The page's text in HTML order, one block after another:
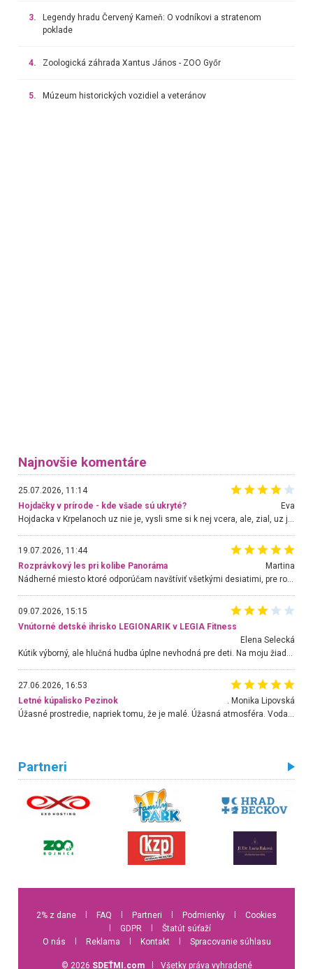
3.
Legendy hradu Červený Kameň: O vodníkovi a stratenom
poklade
4. Zoologická záhrada Xantus János - ZOO Győr
5. Múzeum historických vozidiel a veteránov
Najnovšie komentáre
25.07.2026, 11:14
Hojdačky v prírode - kde všade sú ukryté?
Eva
19.07.2026, 11:44
Rozprávkový les pri kolibe Panoráma
Martina
Nádherné miesto ktoré odporúčam navštíviť všetkými desiatimi, pre rodiny s deťmi, dôchodcom... Proste a jednoducho ozaj rozprávkový les.. určite ešte prídeme. Odniesli sme si na pamiatku krásne tričká,
09.07.2026, 15:15
Vnútorné detské ihrisko LEGIONARIK v LEGIA Fitness
Elena Selecká
Kútik výborný, ale hlučná hudba úplne nevhodná pre deti. Na moju žiadosť o aspoň sušenie nereagovali.
27.06.2026, 16:53
Letné kúpalisko Pezinok
. Monika Lipovská
Partneri
2% z dane FAQ Partneri Podmienky
Cookies
GDPR
Štatút súťaží
O nás
Reklama Kontakt Spracovanie súhlasu
© 2026 SDEŤMI.com Všetky práva vyhradené